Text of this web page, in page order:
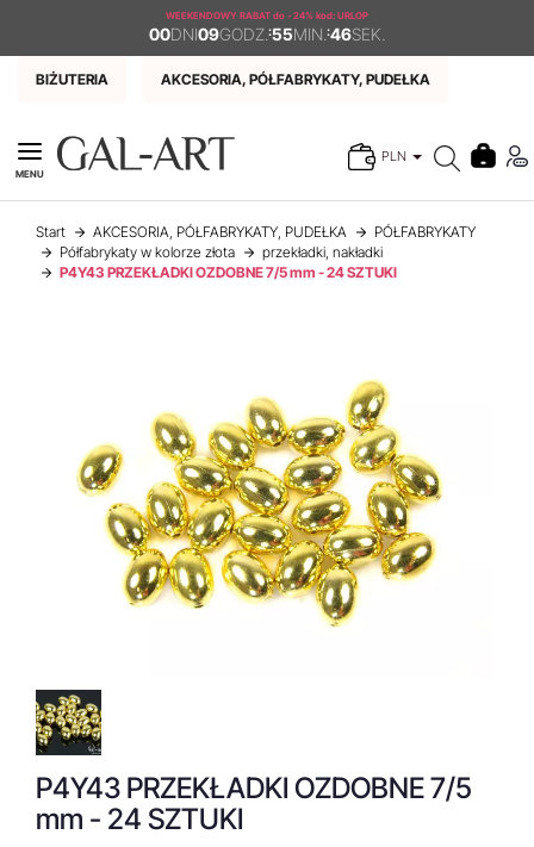
WEEKENDOWY RABAT do - 24% kod: URLOP
00DNI09GODZ. :55MIN. :46SEK.
BIŻUTERIA AKCESORIA, PÓŁFABRYKATY, PUDEŁKA
PLN
MENU
Start AKCESORIA, PÓŁFABRYKATY, PUDEŁKA
PÓŁFABRYKATY
Półfabrykaty w kolorze złota
przekładki, nakładki
P4Y43 PRZEKŁADKI OZDOBNE 7/5 mm - 24 SZTUKI
P4Y43 PRZEKŁADKI OZDOBNE 7/5
mm - 24 SZTUKI